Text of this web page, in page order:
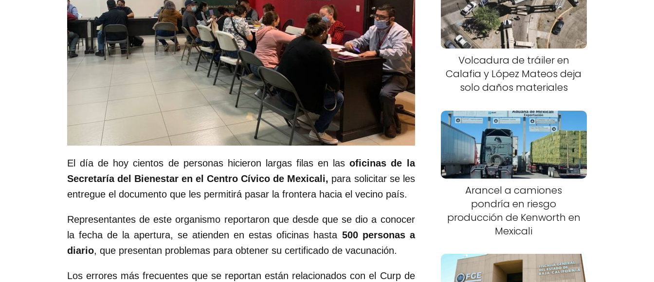
El día de hoy cientos de personas hicieron largas filas en lasoficinas de la
Secretaría del Bienestar en el Centro Cívico de Mexicali, para solicitar se les
entregue el documento que les permitirá pasar la frontera hacia el vecino país.
Representantes de este organismo reportaron que desde que se dio a conocer
la fecha de la apertura, se atienden en estas oficinas hasta 500 personas a
diario, que presentan problemas para obtener su certificado de vacunación.
Los errores más frecuentes que se reportan están relacionados con el Curp de
Volcadura de tráiler en
Calafia y López Mateos deja
solo daños materiales
Arancel a camiones
pondría en riesgo
producción de Kenworth en
Mexicali